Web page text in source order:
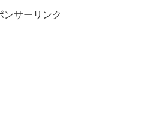
ンサーリンク